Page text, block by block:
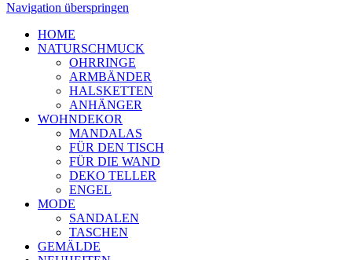
Navigation überspringen
HOME
NATURSCHMUCK
OHRRINGE
ARMBÄNDER
HALSKETTEN
ANHÄNGER
WOHNDEKOR
MANDALAS
FÜR DEN TISCH
FÜR DIE WAND
DEKO TELLER
ENGEL
MODE
SANDALEN
TASCHEN
GEMÄLDE